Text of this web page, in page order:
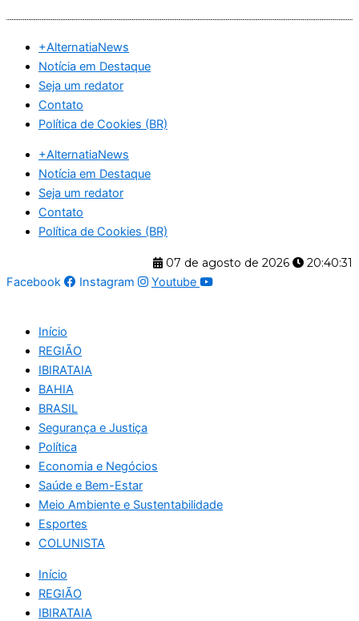
conteúdo
+AlternatiaNews
Notícia em Destaque
Seja um redator
Contato
Política de Cookies (BR)
+AlternatiaNews
Notícia em Destaque
Seja um redator
Contato
Política de Cookies (BR)
07 de agosto de 2026
20:40:32
Facebook
Instagram Youtube
Início
REGIÃO
IBIRATAIA
BAHIA
BRASIL
Segurança e Justiça
Política
Economia e Negócios
Saúde e Bem-Estar
Meio Ambiente e Sustentabilidade
Esportes
COLUNISTA
Início
REGIÃO
IBIRATAIA